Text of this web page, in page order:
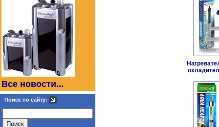
Все новости...
Поиск по сайту: